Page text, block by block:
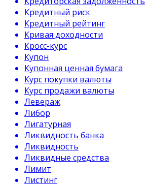
Кредитный риск
Кредитный рейтинг
Кривая доходности
Кросс-курс
Купон
Купонная ценная бумага
Курс покупки валюты
Курс продажи валюты
Левераж
Либор
Лигатурная
Ликвидность банка
Ликвидность
Ликвидные средства
Лимит
Листинг